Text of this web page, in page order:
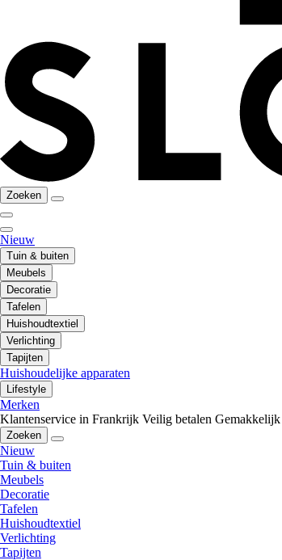
Zoeken
Nieuw
Tuin & buiten
Meubels
Decoratie
Tafelen
Huishoudtextiel
Verlichting
Tapijten
Huishoudelijke apparaten
Lifestyle
Merken
Klantenservice in Frankrijk Veilig betalen Gemakkelijk
Zoeken
Nieuw
Tuin & buiten
Meubels
Decoratie
Tafelen
Huishoudtextiel
Verlichting
Tapijten